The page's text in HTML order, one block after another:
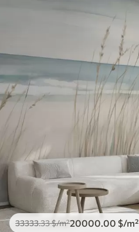
33333.33$/m²20000 .00 $/m²